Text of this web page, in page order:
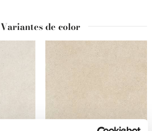
Variantes de color